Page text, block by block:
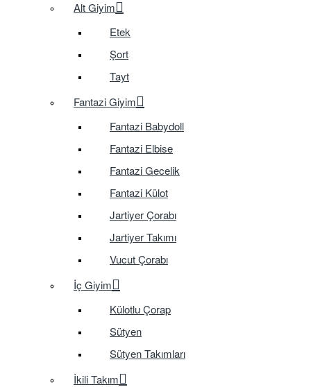
Alt Giyim
Etek
Şort
Tayt
Fantazi Giyim
Fantazi Babydoll
Fantazi Elbise
Fantazi Gecelik
Fantazi Külot
Jartiyer Çorabı
Jartiyer Takımı
Vucut Çorabı
İç Giyim
Külotlu Çorap
Sütyen
Sütyen Takımları
İkili Takım